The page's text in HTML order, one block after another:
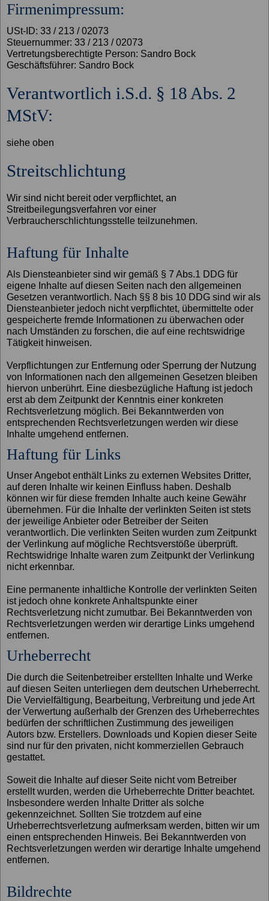
Firmenimpressum:
USt-ID: 33 / 213 / 02073
Steuernummer: 33 / 213 / 02073
Vertretungsberechtigte Person: Sandro Bock
Geschäftsführer: Sandro Bock
Verantwortlich i.S.d. § 18 Abs. 2
MStV:
siehe oben
Streitschlichtung
Wir sind nicht bereit oder verpflichtet, an
Streitbeilegungsverfahren vor einer
Verbraucherschlichtungsstelle teilzunehmen.
Haftung für Inhalte
Als Diensteanbieter sind wir gemäß § 7 Abs.1 DDG für
eigene Inhalte auf diesen Seiten nach den allgemeinen
Gesetzen verantwortlich. Nach §§ 8 bis 10 DDG sind wir als
Diensteanbieter jedoch nicht verpflichtet, übermittelte oder
gespeicherte fremde Informationen zu überwachen oder
nach Umständen zu forschen, die auf eine rechtswidrige
Tätigkeit hinweisen.
Verpflichtungen zur Entfernung oder Sperrung der Nutzung
von Informationen nach den allgemeinen Gesetzen bleiben
hiervon unberührt. Eine diesbezügliche Haftung ist jedoch
erst ab dem Zeitpunkt der Kenntnis einer konkreten
Rechtsverletzung möglich. Bei Bekanntwerden von
entsprechenden Rechtsverletzungen werden wir diese
Inhalte umgehend entfernen.
Haftung für Links
Unser Angebot enthält Links zu externen Websites Dritter,
auf deren Inhalte wir keinen Einfluss haben. Deshalb
können wir für diese fremden Inhalte auch keine Gewähr
übernehmen. Für die Inhalte der verlinkten Seiten ist stets
der jeweilige Anbieter oder Betreiber der Seiten
verantwortlich. Die verlinkten Seiten wurden zum Zeitpunkt
der Verlinkung auf mögliche Rechtsverstöße überprüft.
Rechtswidrige Inhalte waren zum Zeitpunkt der Verlinkung
nicht erkennbar.
Eine permanente inhaltliche Kontrolle der verlinkten Seiten
ist jedoch ohne konkrete Anhaltspunkte einer
Rechtsverletzung nicht zumutbar. Bei Bekanntwerden von
Rechtsverletzungen werden wir derartige Links umgehend
entfernen.
Urheberrecht
Die durch die Seitenbetreiber erstellten Inhalte und Werke
auf diesen Seiten unterliegen dem deutschen Urheberrecht.
Die Vervielfältigung, Bearbeitung, Verbreitung und jede Art
der Verwertung außerhalb der Grenzen des Urheberrechtes
bedürfen der schriftlichen Zustimmung des jeweiligen
Autors bzw. Erstellers. Downloads und Kopien dieser Seite
sind nur für den privaten, nicht kommerziellen Gebrauch
gestattet.
Soweit die Inhalte auf dieser Seite nicht vom Betreiber
erstellt wurden, werden die Urheberrechte Dritter beachtet.
Insbesondere werden Inhalte Dritter als solche
gekennzeichnet. Sollten Sie trotzdem auf eine
Urheberrechtsverletzung aufmerksam werden, bitten wir um
einen entsprechenden Hinweis. Bei Bekanntwerden von
Rechtsverletzungen werden wir derartige Inhalte umgehend
entfernen.
Bildrechte